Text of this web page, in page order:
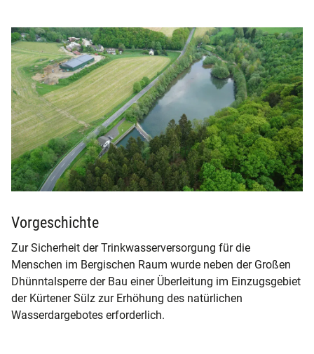
Vorgeschichte
Zur Sicherheit der Trinkwasserversorgung für die
Menschen im Bergischen Raum wurde neben der Großen
Dhünntalsperre der Bau einer Überleitung im Einzugsgebiet
der Kürtener Sülz zur Erhöhung des natürlichen
Wasserdargebotes erforderlich.